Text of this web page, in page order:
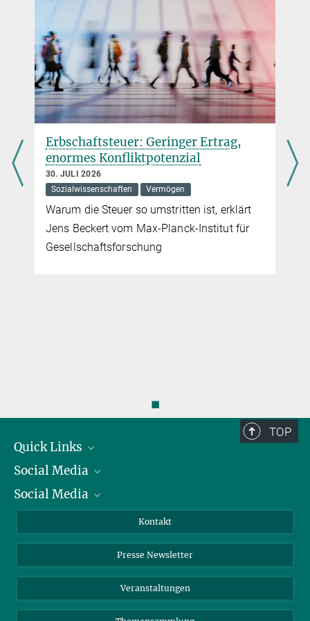
Erbschaftsteuer: Geringer Ertrag,
enormes Konfliktpotenzial
30. JULI 2026
Sozialwissenschaften
Vermögen
Warum die Steuer so umstritten ist, erklärt
Jens Beckert vom Max-Planck-Institut für
Gesellschaftsforschung
◼
TOP
Quick Links
Präsident
Zahlen und Fakten
Meldestelle Fehlverhalten
Social Media
Bluesky
TikTok
Social Media
Instagram
YouTube
Kontakt
Presse Newsletter
Veranstaltungen